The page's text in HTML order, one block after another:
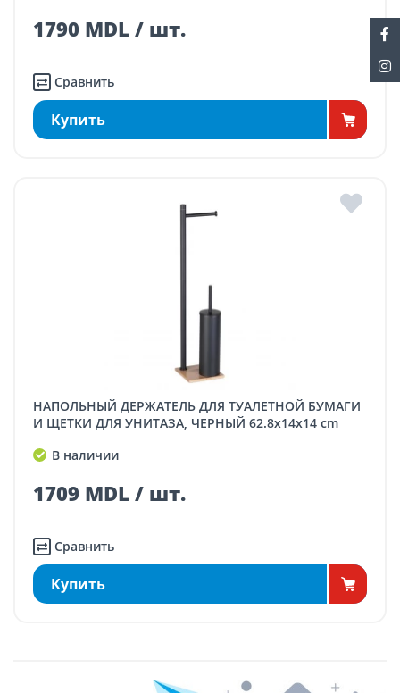
1790 MDL / шт.
Сравнить
Купить
НАПОЛЬНЫЙ ДЕРЖАТЕЛЬ ДЛЯ ТУАЛЕТНОЙ БУМАГИ
И ЩЕТКИ ДЛЯ УНИТАЗА, ЧЕРНЫЙ 62.8x14x14 cm
В наличии
1709 MDL / шт.
Сравнить
Купить